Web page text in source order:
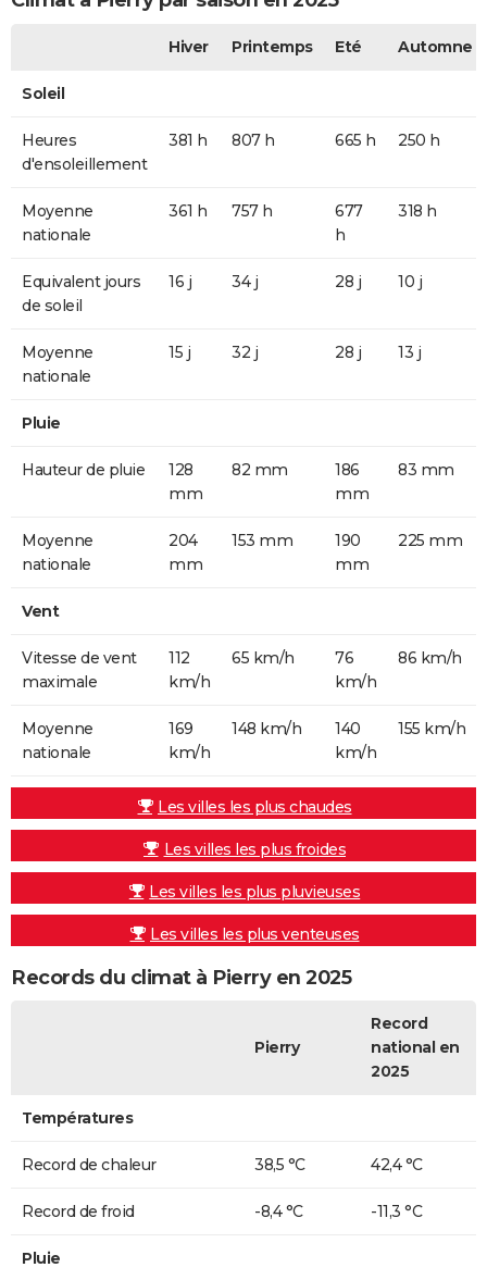
Hiver Printemps Eté Automne
Soleil
Heures
d'ensoleillement
381 h 807 h 665 h 250 h
Moyenne
nationale
361 h 757 h
677
h
318 h
Equivalent jours
de soleil
16 j 34 j 28 j 10 j
Moyenne
nationale
15 j 32 j 28 j 13 j
Pluie
Hauteur de pluie
128
mm
82 mm
186
mm
83 mm
Moyenne
nationale
204
mm
153 mm
190
mm
225 mm
Vent
Vitesse de vent
maximale
112
km/h
65 km/h
76
km/h
86 km/h
Moyenne
nationale
169
km/h
148 km/h
140
km/h
155 km/h
Les villes les plus chaudes
Les villes les plus froides
Les villes les plus pluvieuses
Les villes les plus venteuses
Records du climat à Pierry en 2025
Pierry
Record
national en
2025
Températures
Record de chaleur 38,5 °C 42,4 °C
Record de froid -8,4 °C -11,3 °C
Pluie